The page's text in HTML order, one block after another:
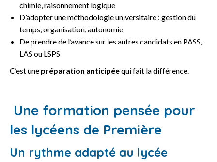
chimie, raisonnement logique
D’adopter une méthodologie universitaire : gestion du
temps, organisation, autonomie
De prendre de l’avance sur les autres candidats en PASS,
LAS ou LSPS
C’est une préparation anticipéequi fait la différence.
Une formation pensée pour
les lycéens de Première
Un rythme adapté au lycée